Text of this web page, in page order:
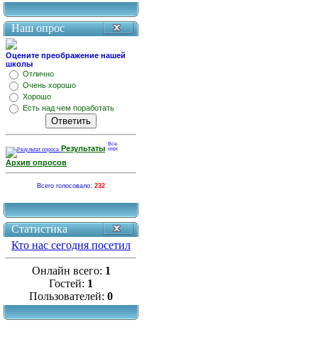
Наш опрос
Оцените преображение нашей
школы
Отлично
Очень хорошо
Хорошо
Есть над чем поработать
Результаты
Архив опросов
Всего голосовало: 232
Статистика
Кто нас сегодня посетил
Онлайн всего: 1
Гостей: 1
Пользователей: 0